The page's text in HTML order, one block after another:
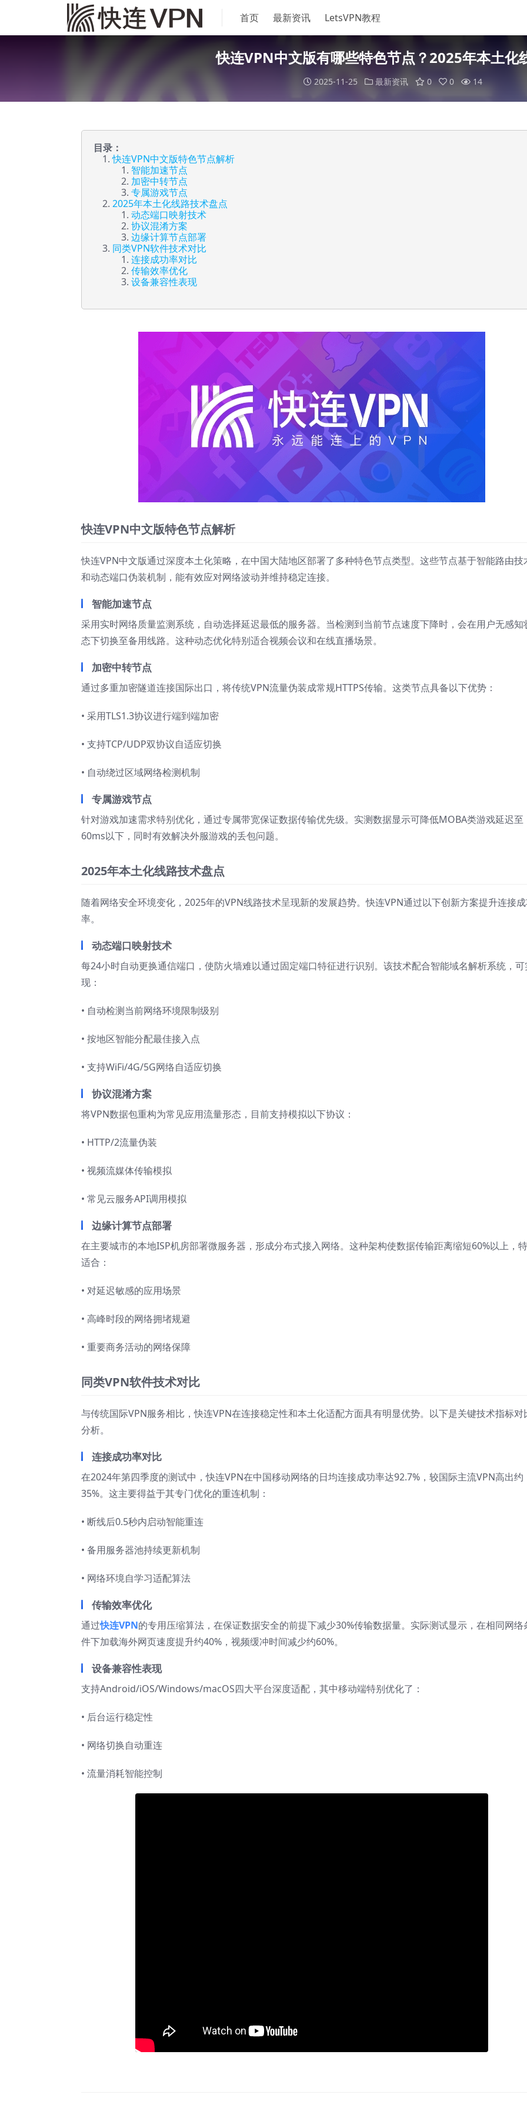
首页 最新资讯 LetsVPN教程
快连VPN中文版有哪些特色节点？2025年本土化
2025-11-25 最新资讯 0 0 14
目录：
快连VPN中文版特色节点解析
智能加速节点
加密中转节点
专属游戏节点
2025年本土化线路技术盘点
动态端口映射技术
协议混淆方案
边缘计算节点部署
同类VPN软件技术对比
连接成功率对比
传输效率优化
设备兼容性表现
快连VPN中文版特色节点解析
快连VPN中文版通过深度本土化策略，在中国大陆地区部署了多种特色节点类型。这些节点基于智能路由技
和动态端口伪装机制，能有效应对网络波动并维持稳定连接。
智能加速节点
采用实时网络质量监测系统，自动选择延迟最低的服务器。当检测到当前节点速度下降时，会在用户无感知
态下切换至备用线路。这种动态优化特别适合视频会议和在线直播场景。
加密中转节点
通过多重加密隧道连接国际出口，将传统VPN流量伪装成常规HTTPS传输。这类节点具备以下优势：
• 采用TLS1.3协议进行端到端加密
• 支持TCP/UDP双协议自适应切换
• 自动绕过区域网络检测机制
专属游戏节点
针对游戏加速需求特别优化，通过专属带宽保证数据传输优先级。实测数据显示可降低MOBA类游戏延迟至
60ms以下，同时有效解决外服游戏的丢包问题。
2025年本土化线路技术盘点
随着网络安全环境变化，2025年的VPN线路技术呈现新的发展趋势。快连VPN通过以下创新方案提升连接
率。
动态端口映射技术
每24小时自动更换通信端口，使防火墙难以通过固定端口特征进行识别。该技术配合智能域名解析系统，可
现：
• 自动检测当前网络环境限制级别
• 按地区智能分配最佳接入点
• 支持WiFi/4G/5G网络自适应切换
协议混淆方案
将VPN数据包重构为常见应用流量形态，目前支持模拟以下协议：
• HTTP/2流量伪装
• 视频流媒体传输模拟
• 常见云服务API调用模拟
边缘计算节点部署
在主要城市的本地ISP机房部署微服务器，形成分布式接入网络。这种架构使数据传输距离缩短60%以上，
适合：
• 对延迟敏感的应用场景
• 高峰时段的网络拥堵规避
• 重要商务活动的网络保障
同类VPN软件技术对比
与传统国际VPN服务相比，快连VPN在连接稳定性和本土化适配方面具有明显优势。以下是关键技术指标对
分析。
连接成功率对比
在2024年第四季度的测试中，快连VPN在中国移动网络的日均连接成功率达92.7%，较国际主流VPN高出约
35%。这主要得益于其专门优化的重连机制：
• 断线后0.5秒内启动智能重连
• 备用服务器池持续更新机制
• 网络环境自学习适配算法
传输效率优化
通过快连VPN的专用压缩算法，在保证数据安全的前提下减少30%传输数据量。实际测试显示，在相同网络
件下加载海外网页速度提升约40%，视频缓冲时间减少约60%。
设备兼容性表现
支持Android/iOS/Windows/macOS四大平台深度适配，其中移动端特别优化了：
• 后台运行稳定性
• 网络切换自动重连
• 流量消耗智能控制